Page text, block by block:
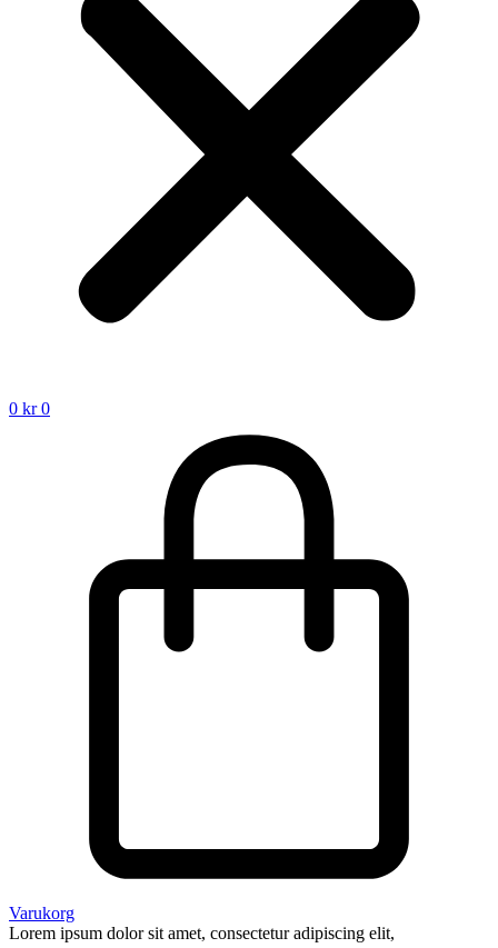
0 kr 0
Varukorg
Lorem ipsum dolor sit amet, consectetur adipiscing elit,